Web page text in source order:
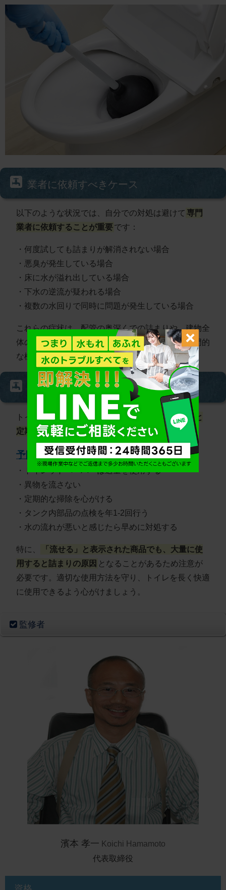
業者に依頼すべきケース
以下のような状況では、自分での対処は避けて 専門
業者に依頼することが重要です：
・何度試しても詰まりが解消されない場合
・悪臭が発生している場合
・床に水が溢れ出している場合
・下水の逆流が疑われる場合
・複数の水回りで同時に問題が発生している場合
これらの症状は、配管の奥深くでの詰まりや、建物全
体の排水システムに問題がある可能性が高く、専門的
な機材と技術が必要となります。
予防策と日常的なメンテナンス
トイレの水位異常を防ぐためには、
日常的な注意と
定期的なメンテナンスが欠かせません。
予防のポイント：
・トイレットペーパーは適量を使用する
・異物を流さない
・定期的な掃除を心がける
・タンク内部品の点検を年1-2回行う
・水の流れが悪いと感じたら早めに対処する
特に、
「流せる」と表示された商品でも、大量に使
用すると詰まりの原因 となることがあるため注意が
必要です。適切な使用方法を守り、トイレを長く快適
に使用できるよう心がけましょう。
監修者
濱本 孝一 Koichi Hamamoto
代表取締役